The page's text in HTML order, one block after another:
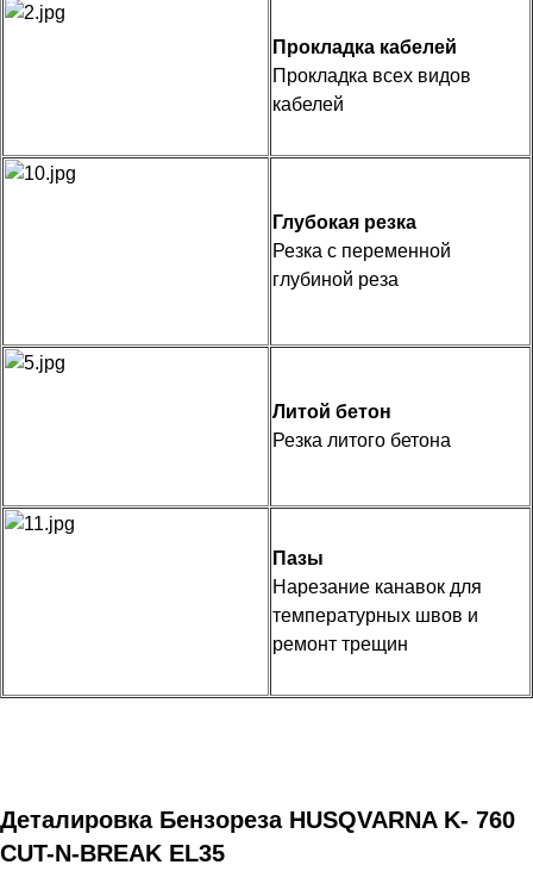
Прокладка кабелей
Прокладка всех видов
кабелей
Глубокая резка
Резка с переменной
глубиной реза
Литой бетон
Резка литого бетона
Пазы
Нарезание канавок для
температурных швов и
ремонт трещин
Деталировка Бензореза HUSQVARNA K- 760
CUT-N-BREAK EL35